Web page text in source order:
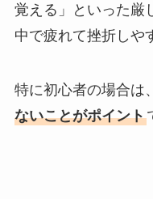
覚える」といった厳
中で疲れて挫折しや
特に初心者の場合は、
ないことがポイント